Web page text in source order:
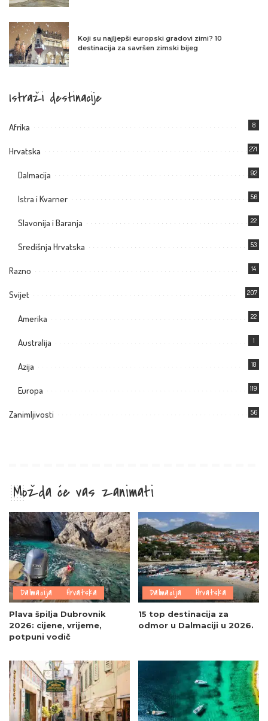
Koji su najljepši europski gradovi zimi? 10
destinacija za savršen zimski bijeg
Istraži destinacije
Afrika 8
Hrvatska 271
Dalmacija 92
Istra i Kvarner 56
Slavonija i Baranja 22
Središnja Hrvatska 53
Razno 14
Svijet 207
Amerika 22
Australija 1
Azija 18
Europa 119
Zanimljivosti 56
Možda će vas zanimati
Dalmacija Hrvatska
Plava špilja Dubrovnik
2026: cijene, vrijeme,
potpuni vodič
Dalmacija Hrvatska
15 top destinacija za
odmor u Dalmaciji u 2026.